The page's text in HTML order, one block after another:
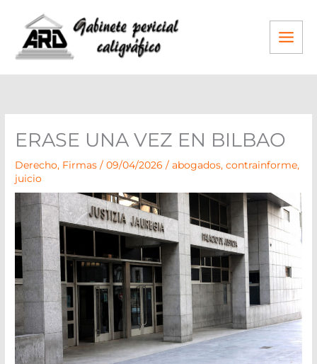
contenido
ERASE UNA VEZ EN BILBAO
Derecho, Firmas /09/04/2026/abogados,contrainforme,
juicio